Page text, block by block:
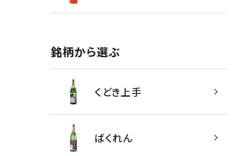
銘柄から選ぶ
くどき上手
ばくれん